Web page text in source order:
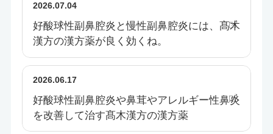
2026.07.04
好酸球性副鼻腔炎と慢性副鼻腔炎には、髙木
漢方の漢方薬が良く効くね。
2026.06.17
好酸球性副鼻腔炎や鼻茸やアレルギー性鼻炎
を改善して治す髙木漢方の漢方薬